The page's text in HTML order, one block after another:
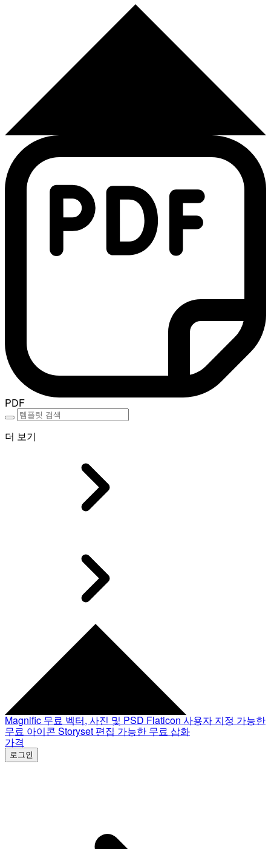
PDF
더 보기
Magnific 무료 벡터, 사진 및 PSD Flaticon 사용자 지정 가능한
무료 아이콘 Storyset 편집 가능한 무료 삽화
가격
로그인